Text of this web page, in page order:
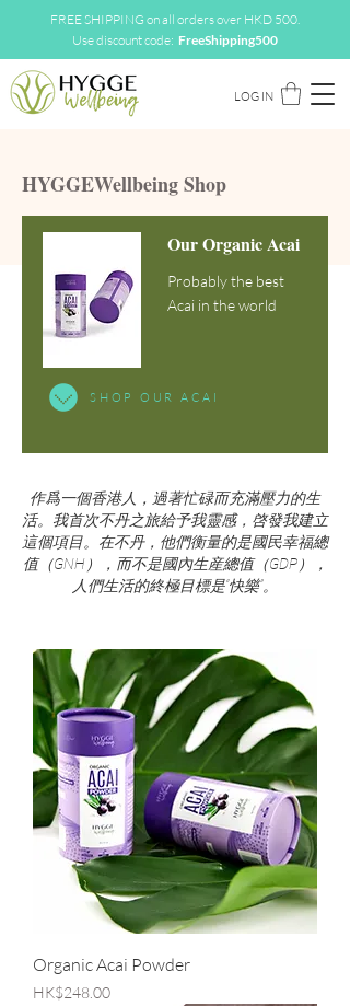
FREE SHIPPING on all orders over HKD 500.
Use discount code: FreeShipping500
LOG IN
HYGGEWellbeing Shop
Our Organic Acai
Probably the best
Acai in the world
SHOP OUR ACAI
作爲一個香港人，過著忙碌而充滿壓力的生
活。我首次不丹之旅給予我靈感，啓發我建立
這個項目。在不丹，他們衡量的是國民幸福總
值（GNH），而不是國內生産總值（GDP），
人們生活的終極目標是“快樂”。
Organic Acai Powder
價格
HK$248.00